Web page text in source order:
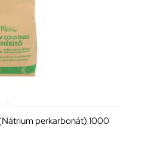
perkarbonát) 1000